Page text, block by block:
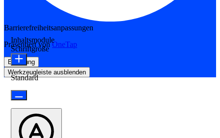
Barrierefreiheitsanpassungen
Präsentiert vonOneTap
Erklärung
Werkzeugleiste ausblenden
Inhaltsmodule
Schriftgröße
Standard